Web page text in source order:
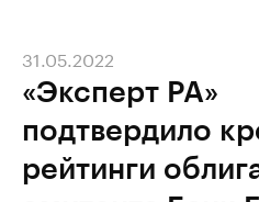
«Эксперт РА»
подтвердило
рейтинги
31.05.2022